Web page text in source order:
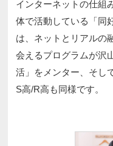
インターネットの仕組
体で活動している「同
は、ネットとリアルの
会えるプログラムが沢
活」をメンター、そし
S高/R高も同様です。